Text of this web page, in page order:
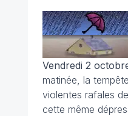
Vendredi 2
matinée, la
violentes rafales
cette même